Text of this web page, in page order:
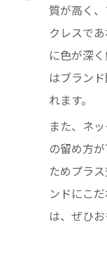
質が高く
クレスで
に色が深
はブラン
れます。
また、ネ
の留め方
ためプラ
ンドにこ
は、ぜひ